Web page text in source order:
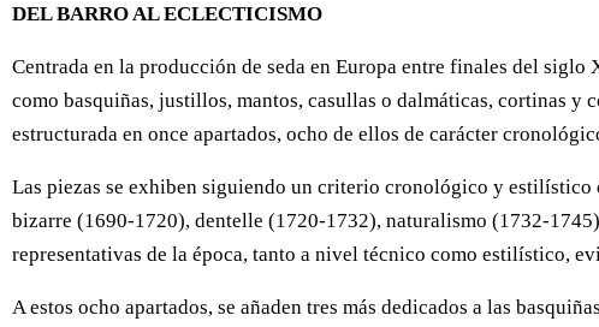
DEL BARRO AL ECLECTICISMO
Centrada en la producción de seda en Europa entre finales del
como basquiñas, justillos, mantos, casullas o dalmáticas, cortinas y
estructurada en once apartados, ocho de ellos de carácter
Las piezas se exhiben siguiendo un criterio cronológico y
bizarre (1690-1720), dentelle (1720-1732), naturalismo (1732-
representativas de la época, tanto a nivel técnico como estilístico,
A estos ocho apartados, se añaden tres más dedicados a las